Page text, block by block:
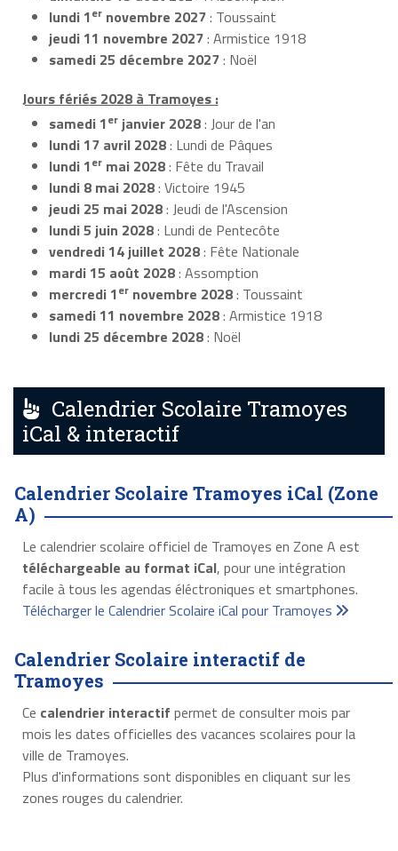
lundi 1er novembre 2027: Toussaint
jeudi 11 novembre 2027: Armistice 1918
samedi 25 décembre 2027: Noël
Jours fériés 2028 à Tramoyes :
samedi 1er janvier 2028: Jour de l'an
lundi 17 avril 2028: Lundi de Pâques
lundi 1er mai 2028: Fête du Travail
lundi 8 mai 2028: Victoire 1945
jeudi 25 mai 2028: Jeudi de l'Ascension
lundi 5 juin 2028: Lundi de Pentecôte
vendredi 14 juillet 2028: Fête Nationale
mardi 15 août 2028: Assomption
mercredi 1er novembre 2028: Toussaint
samedi 11 novembre 2028: Armistice 1918
lundi 25 décembre 2028: Noël
Calendrier Scolaire Tramoyes
iCal & interactif
Calendrier Scolaire Tramoyes iCal (Zone
A)
Le calendrier scolaire officiel de Tramoyes en Zone A est
téléchargeable au format iCal, pour une intégration
facile à tous les agendas éléctroniques et smartphones.
Télécharger le Calendrier Scolaire iCal pour Tramoyes
Calendrier Scolaire interactif de
Tramoyes
Ce calendrier interactif permet de consulter mois par
mois les dates officielles des vacances scolaires pour la
ville de Tramoyes.
Plus d'informations sont disponibles en cliquant sur les
zones rouges du calendrier.